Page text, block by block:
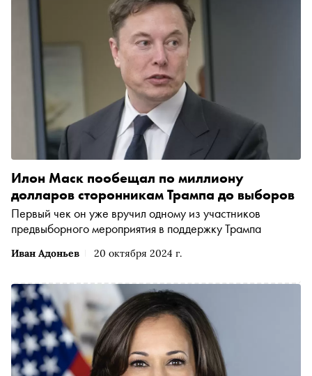
Иван Адоньев 20 октября 2024 г.
Илон Маск пообещал по миллиону
долларов сторонникам Трампа до выборов
Первый чек он уже вручил одному из участников
предвыборного мероприятия в поддержку Трампа